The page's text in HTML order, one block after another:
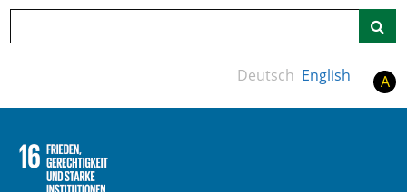
Deutsch English A